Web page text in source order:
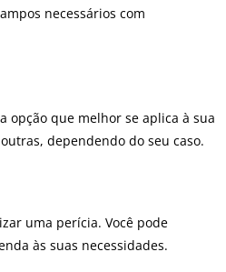
necessários com
opção que melhor se aplica à sua
dependendo do seu caso.
uma perícia. Você pode
às suas necessidades.